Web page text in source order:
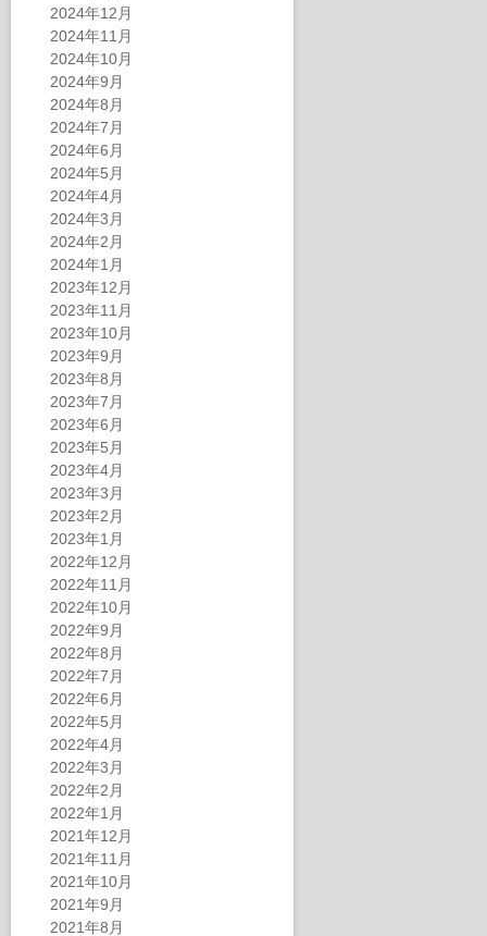
2024年12月
2024年11月
2024年10月
2024年9月
2024年8月
2024年7月
2024年6月
2024年5月
2024年4月
2024年3月
2024年2月
2024年1月
2023年12月
2023年11月
2023年10月
2023年9月
2023年8月
2023年7月
2023年6月
2023年5月
2023年4月
2023年3月
2023年2月
2023年1月
2022年12月
2022年11月
2022年10月
2022年9月
2022年8月
2022年7月
2022年6月
2022年5月
2022年4月
2022年3月
2022年2月
2022年1月
2021年12月
2021年11月
2021年10月
2021年9月
2021年8月